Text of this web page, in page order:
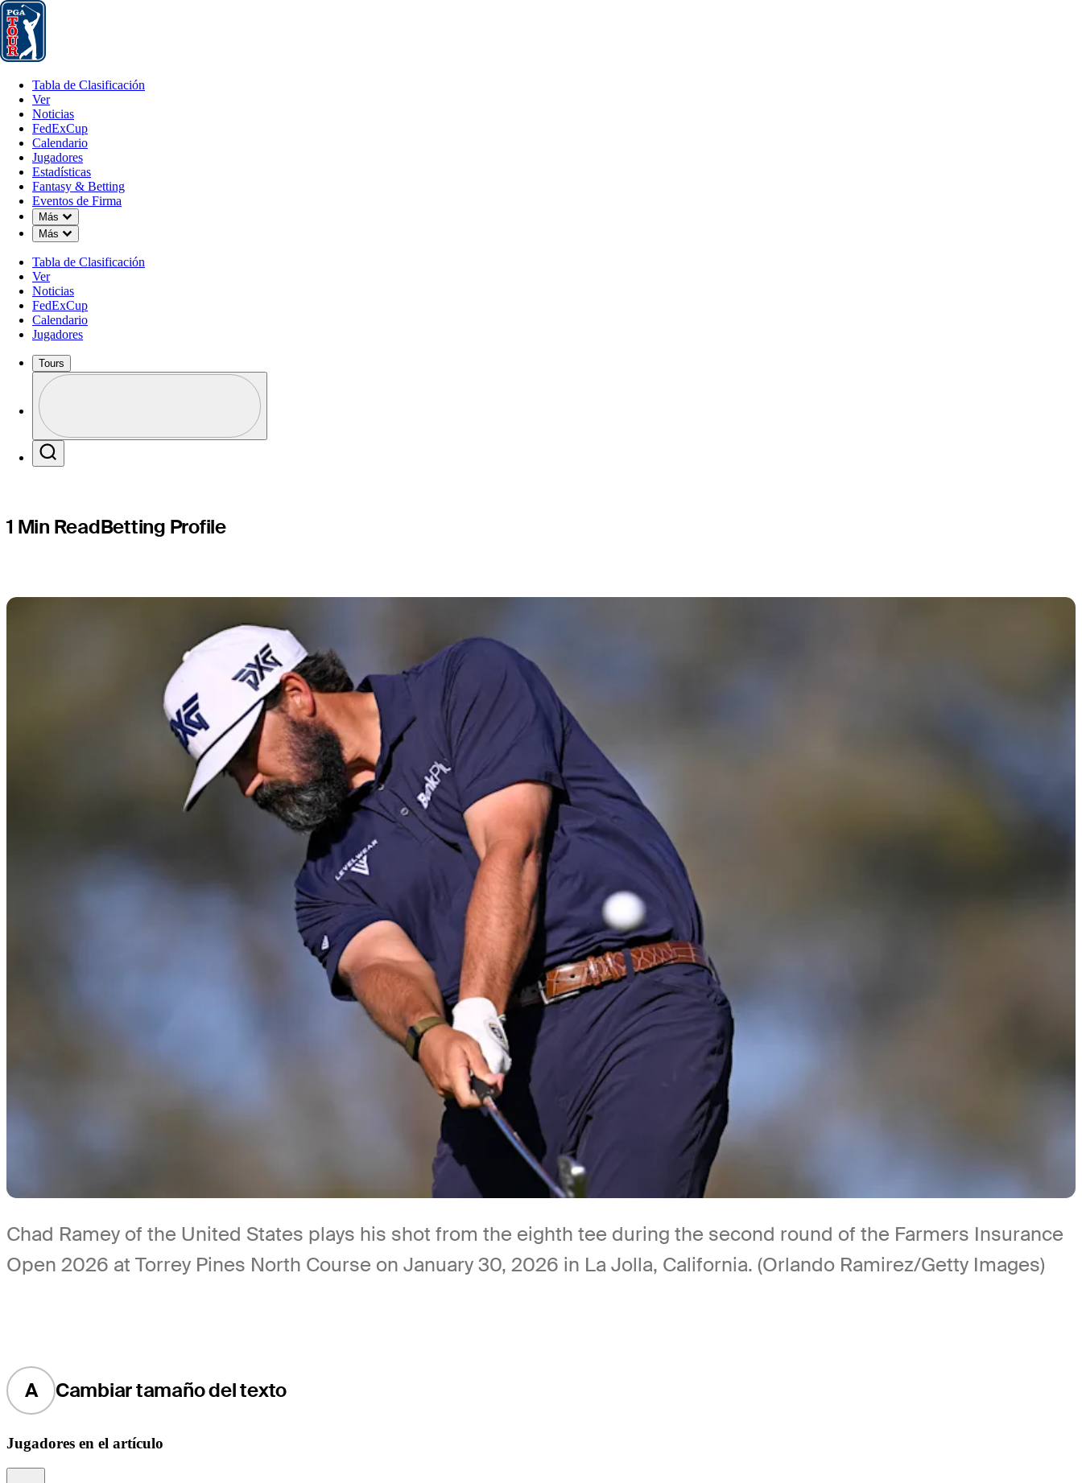
Tabla de Clasificación
Tabla de Clasificación
Ver
Noticias
FedExCup
Calendario
Jugadores
Estadísticas
Fantasy & Betting
Eventos de Firma
Más
Down Chevron
Más
Down Chevron
Tabla de Clasificación
Ver
Noticias
FedExCup
Calendario
Jugadores
Tours
Profile / PGA Tour Pass Logo
FEB 2, 2026
Chad Ramey betting profile:
WM Phoenix Open
1 Min ReadBetting Profile
Chad Ramey of the United States plays his shot from the eighth tee during the second round of the Farmers Insurance
Open 2026 at Torrey Pines North Course on January 30, 2026 in La Jolla, California. (Orlando Ramirez/Getty Images)
A Cambiar tamaño del texto
Jugadores en el artículo